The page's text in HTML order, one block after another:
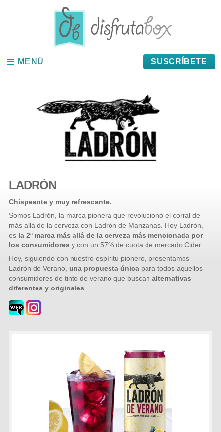
MENÚ
MENÚ SUSCRÍBETE
LADRÓN
Chispeante y muy refrescante.
Somos Ladrón, la marca pionera que revolucionó el corral de
más allá de la cerveza con Ladrón de Manzanas. Hoy Ladrón,
es la 2ª marca más allá de la cerveza más mencionada por
los consumidores y con un 57% de cuota de mercado Cider.
Hoy, siguiendo con nuestro espíritu pionero, presentamos
Ladrón de Verano, una propuesta única para todos aquellos
consumidores de tinto de verano que buscan alternativas
diferentes y originales.